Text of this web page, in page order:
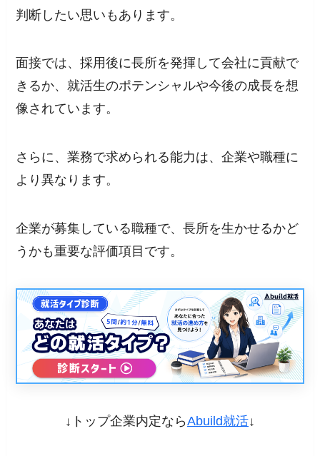
判断したい思いもあります。
面接では、採用後に長所を発揮して会社に貢献で
きるか、就活生のポテンシャルや今後の成長を想
像されています。
さらに、業務で求められる能力は、企業や職種に
より異なります。
企業が募集している職種で、長所を生かせるかど
うかも重要な評価項目です。
↓トップ企業内定ならAbuild就活↓